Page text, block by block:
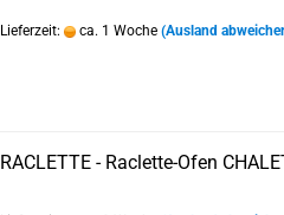
Lieferzeit: ca. 1 Woche (Ausland
RACLETTE - Raclette-Ofen